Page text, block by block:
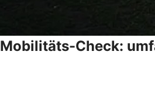
Mobilitäts-Check: